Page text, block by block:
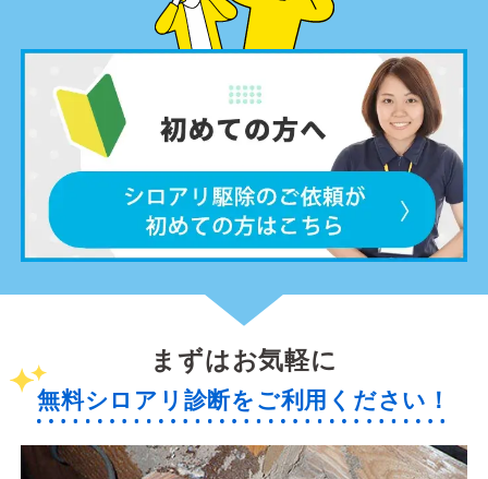
まずはお気軽に
無料シロアリ診断をご利用ください！